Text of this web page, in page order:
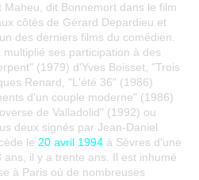
dit Bonnemort dans le film
côtés de Gérard Depardieu et
des derniers films du comédien.
ses participation à des
(1979) d'Yves Boisset, "Trois
Renard, "L'été 36" (1986)
d'un couple moderne" (1986)
de Valladolid" (1992) ou
deux signés par Jean-Daniel
le 20 avril 1994 à Sèvres d'une
il y a trente ans. Il est inhumé
à Paris où de nombreuses